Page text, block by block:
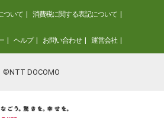
ついて 消費税に関する表記について
ヘルプ お問い合わせ 運営会社
©NTT DOCOMO